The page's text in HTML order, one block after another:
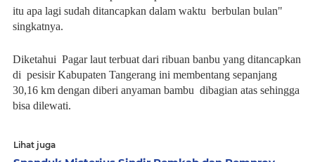
itu apa lagi sudah ditancapkan dalam waktu berbulan bulan"
singkatnya.
Diketahui Pagar laut terbuat dari ribuan banbu yang ditancapkan
di pesisir Kabupaten Tangerang ini membentang sepanjang
30,16 km dengan diberi anyaman bambu dibagian atas sehingga
bisa dilewati.
Lihat juga